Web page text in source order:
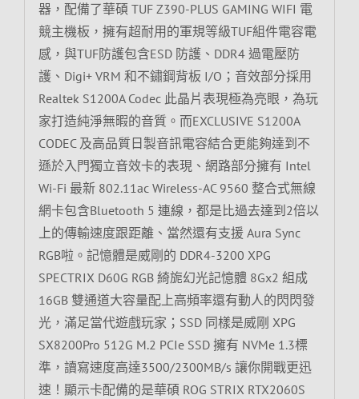
器，配備了華碩 TUF Z390-PLUS GAMING WIFI 電
競主機板，擁有超耐用的軍規等級TUF組件電容電
感，與TUF防護包含ESD 防護、DDR4 過電壓防
護、Digi+ VRM 和不鏽鋼背板 I/O；音效部分採用
Realtek S1200A Codec 此晶片表現極為亮眼，為玩
家打造純淨無暇的音質。而EXCLUSIVE S1200A
CODEC 及高品質日製音訊電容結合更能夠達到不
遜於入門獨立音效卡的表現、網路部分擁有 Intel
Wi-Fi 最新 802.11ac Wireless-AC 9560 整合式無線
網卡包含Bluetooth 5 連線，都是比過去達到2倍以
上的傳輸速度跟距離、當然還有支援 Aura Sync
RGB啦。記憶體是威剛的 DDR4-3200 XPG
SPECTRIX D60G RGB 綺旎幻光記憶體 8Gx2 組成
16GB 雙通道大容量配上高頻率還有動人的閃閃發
光，滿足當代遊戲玩家；SSD 同樣是威剛 XPG
SX8200Pro 512G M.2 PCIe SSD 擁有 NVMe 1.3標
準，讀寫速度高達3500/2300MB/s 讓你開戰更迅
速！顯示卡配備的是華碩 ROG STRIX RTX2060S